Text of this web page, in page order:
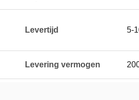
Levertijd 5-
Levering vermogen